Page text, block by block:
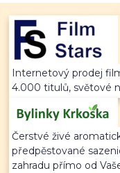
Internetový prodej
4.000 titulů, světové
Čerstvé živé
předpěstované
zahradu přímo od